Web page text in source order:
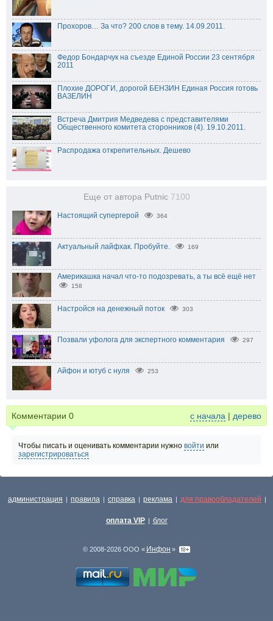
Прохоров… За что? 200 слов в тему. 14.09.2011.
Федор Бондарчук на съезде Единой России 23 сентября
2011
Плохие ДОРОГИ, дорогой БЕНЗИН Единая Россия готовь
ВАЗЕЛИН
Встреча Дмитрия Медведева с представителями
Общественного комитета сторонников (4). 19.10.2011.
Распродажа открепительных. Дешево
Еще от автора Putnic 7100
Настоящий супергерой 364
Актуальный лайфхак. Пробуйте. 169
Америкашка начал что-то подозревать, а ты всё ещё нет
158
Настройся на денежный поток 303
Позвали уфолога для экспертного комментария 297
Айфон и ютуб с нуля 253
Комментарии 0 с начала | дерево
Чтобы писать и оценивать комментарии нужно войти или
зарегистрироваться
администрация | правила | справка | реклама | для правообладателей |
оплата VIP | блог
© 2008-2026 ООО « Инфон »